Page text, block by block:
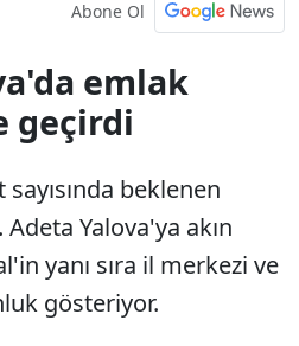
Abone Ol
emlak
geçirdi
beklenen
Yalova'ya akın
yanı sıra il merkezi ve
gösteriyor.